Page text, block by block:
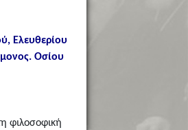
Ελευθερίου
Οσίου
φιλοσοφική